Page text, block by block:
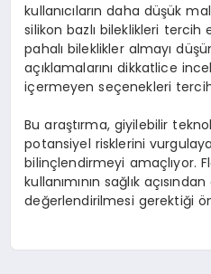
kullanıcıların daha düşük
silikon bazlı bileklikleri
pahalı bileklikler almayı
açıklamalarını dikkatlice
içermeyen seçenekleri
Bu araştırma, giyilebilir
potansiyel risklerini
bilinçlendirmeyi amaçlıyor.
kullanımının sağlık
değerlendirilmesi gerektiği